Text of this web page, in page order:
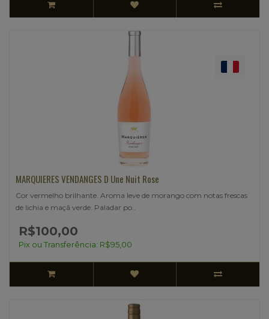
MARQUIERES VENDANGES D Une Nuit Rose
Cor vermelho brilhante. Aroma leve de morango com notas frescas
de lichia e maçã verde. Paladar po..
R$100,00
Pix ou Transferência: R$95,00